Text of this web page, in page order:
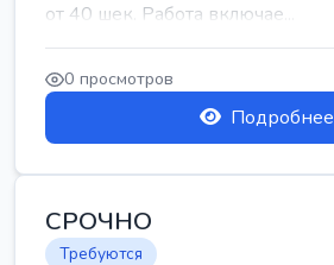
от 40 шек. Работа включае...
0 просмотров
Подробнее
СРОЧНО
Требуются